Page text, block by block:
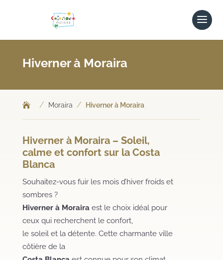
Hiverner à Moraira
/ Moraira / Hiverner à Moraira
Hiverner à Moraira – Soleil,
calme et confort sur la Costa
Blanca
Souhaitez-vous fuir les mois d’hiver froids et
sombres ?
Hiverner à Morairaest le choix idéal pour
ceux qui recherchent le confort,
le soleil et la détente. Cette charmante ville
côtière de la